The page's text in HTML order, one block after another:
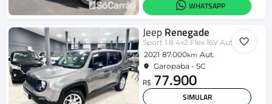
WHATSAPP
Jeep Renegade
Sport 1.8 4x2 Flex 16V Aut.
2021 87.000km Aut.
Garopaba - SC
R$ 77.900
SIMULAR